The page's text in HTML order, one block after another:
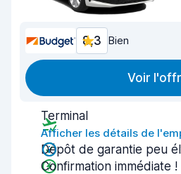
8,3 Bien
Voir
Terminal
Afficher les détails de
Dépôt de garantie peu
Confirmation immédiate !